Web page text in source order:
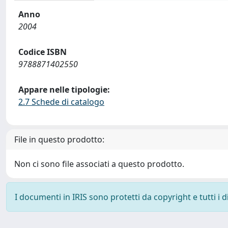
Anno
2004
Codice ISBN
9788871402550
Appare nelle tipologie:
2.7 Schede di catalogo
File in questo prodotto:
Non ci sono file associati a questo prodotto.
I documenti in IRIS sono protetti da copyright e tutti i